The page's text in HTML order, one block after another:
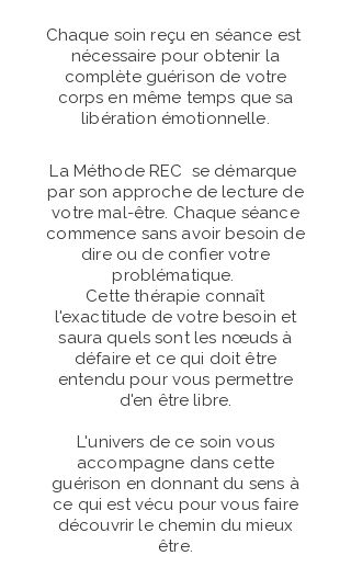
Chaque soin reçu en séance est
nécessaire pour obtenir la
complète guérison de votre
corps en même temps que sa
libération émotionnelle.
La Méthode REC se démarque
par son approche de lecture de
votre mal-être. Chaque séance
commence sans avoir besoin de
dire ou de confier votre
problématique.
Cette thérapie connaît
l'exactitude de votre besoin et
saura quels sont les nœuds à
défaire et ce qui doit être
entendu pour vous permettre
d'en être libre.
L'univers de ce soin vous
accompagne dans cette
guérison en donnant du sens à
ce qui est vécu pour vous faire
découvrir le chemin du mieux
être.